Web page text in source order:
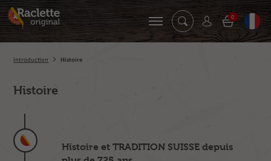
0
Introduction Histoire
Histoire
Histoire et TRADITION SUISSE depuis